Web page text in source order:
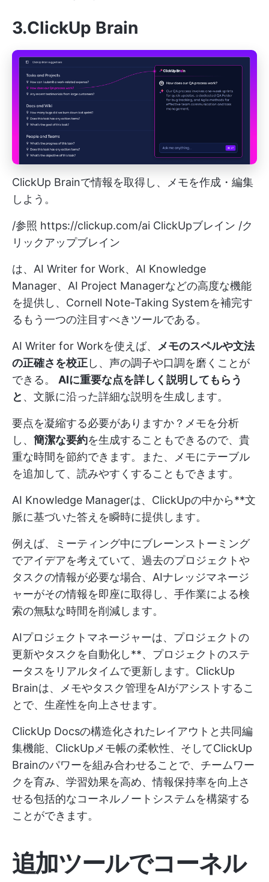
3.ClickUp Brain
ClickUp Brainで情報を取得し、メモを作成・編集
しよう。
/参照 https://clickup.com/ai ClickUpブレイン /ク
リックアップブレイン
は、AI Writer for Work、AI Knowledge
Manager、AI Project Managerなどの高度な機能
を提供し、Cornell Note-Taking Systemを補完す
るもう一つの注目すべきツールである。
AI Writer for Workを使えば、
メモのスペルや文法
の正確さを校正し、声の調子や口調を磨くことが
できる。 AIに重要な点を詳しく説明してもらう
と 、文脈に沿った詳細な説明を生成します。
要点を凝縮する必要がありますか？メモを分析
し、 簡潔な要約を生成することもできるので、貴
重な時間を節約できます。また、メモにテーブル
を追加して、読みやすくすることもできます。
AI Knowledge Managerは、ClickUpの中から**文
脈に基づいた答えを瞬時に提供します。
例えば、ミーティング中にブレーンストーミング
でアイデアを考えていて、過去のプロジェクトや
タスクの情報が必要な場合、AIナレッジマネージ
ャーがその情報を即座に取得し、手作業による検
索の無駄な時間を削減します。
AIプロジェクトマネージャーは、プロジェクトの
更新やタスクを自動化し**、プロジェクトのステ
ータスをリアルタイムで更新します。ClickUp
Brainは、メモやタスク管理をAIがアシストするこ
とで、生産性を向上させます。
ClickUp Docsの構造化されたレイアウトと共同編
集機能、ClickUpメモ帳の柔軟性、そしてClickUp
Brainのパワーを組み合わせることで、チームワー
クを育み、学習効果を高め、情報保持率を向上さ
せる包括的なコーネルノートシステムを構築する
ことができます。
追加ツールでコーネル